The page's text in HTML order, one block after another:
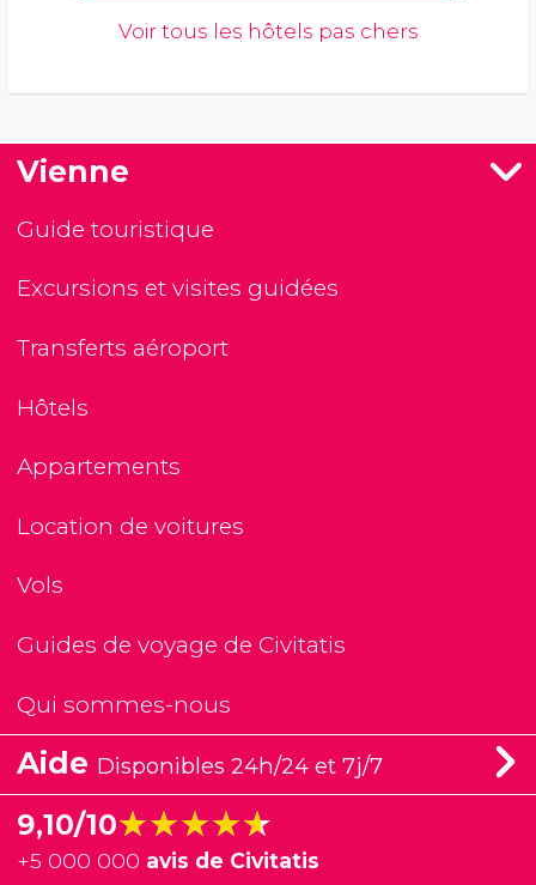
Voir tous les hôtels pas chers
Vienne
Guide touristique
Excursions et visites guidées
Transferts aéroport
Hôtels
Appartements
Location de voitures
Vols
Guides de voyage de Civitatis
Qui sommes-nous
Aide Disponibles 24h/24 et 7j/7
9,10/10★★★★★
★★★★★
+5 000 000 avis de Civitatis